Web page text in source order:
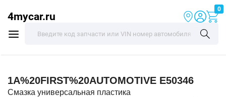
4mycar.ru
0
1A%20FIRST%20AUTOMOTIVE E50346
Смазка универсальная пластика